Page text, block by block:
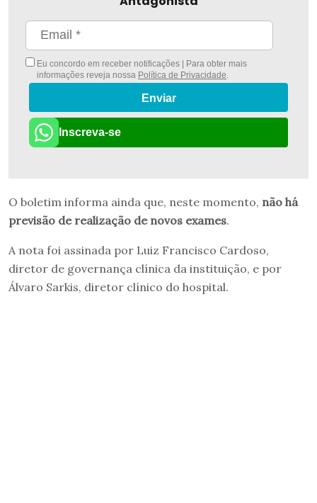
Eu concordo em receber notificações | Para obter mais
informações reveja nossa Política de Privacidade
Enviar
Inscreva-se
O boletim informa ainda que, neste momento, não há
previsão de realização de novos exames.
A nota foi assinada por Luiz Francisco Cardoso,
diretor de governança clínica da instituição, e por
Álvaro Sarkis, diretor clínico do hospital.